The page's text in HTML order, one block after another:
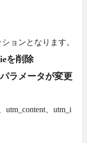
ョンとなります。
を削除
ラメータが変更
utm_content、utm_i